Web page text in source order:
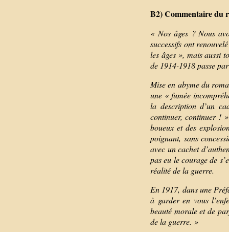
B2) Commentaire du
« Nos âges ? Nous
successifs ont
les âges », mais aussi
de 1914-1918 passe
Mise en abyme du
une « fumée
la description d’un
continuer, continuer !
boueux et des
poignant, sans
avec un cachet
pas eu le courage de
réalité de la guerre.
En 1917, dans une
à garder en vous
beauté morale et de
de la guerre. »